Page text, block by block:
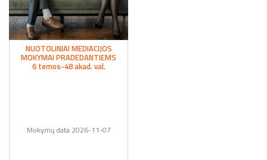
NUOTOLINIAI MEDIACIJOS
MOKYMAI PRADEDANTIEMS
6 temos-48 akad. val.
Mokymų data 2026-11-07